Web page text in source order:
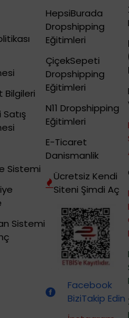
Bilgileri
Sistemi
Sistemi
HepsiBurada
Dropshipping
Eğitimleri
ÇiçekSepeti
Dropshipping
Eğitimleri
N11 Dropshipping
Eğitimleri
E-Ticaret
Danismanlik
Ücretsiz Kendi
Siteni Şimdi Aç
Facebook
BiziTakip Edin